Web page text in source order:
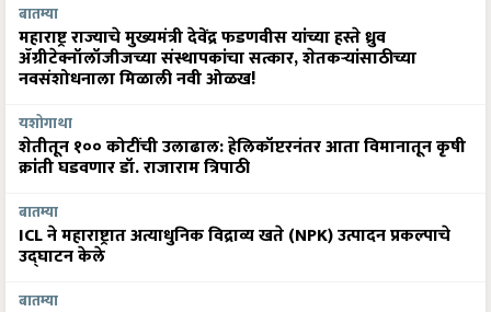
बातम्या
महाराष्ट्र राज्याचे मुख्यमंत्री देवेंद्र फडणवीस यांच्या हस्ते ध्रुव
ॲग्रीटेक्नॉलॉजीजच्या संस्थापकांचा सत्कार, शेतकऱ्यांसाठीच्या
नवसंशोधनाला मिळाली नवी ओळख!
यशोगाथा
शेतीतून १०० कोटींची उलाढाल: हेलिकॉप्टरनंतर आता विमानातून कृषी
क्रांती घडवणार डॉ. राजाराम त्रिपाठी
बातम्या
ICL ने महाराष्ट्रात अत्याधुनिक विद्राव्य खते (NPK) उत्पादन प्रकल्पाचे
उद्घाटन केले
बातम्या